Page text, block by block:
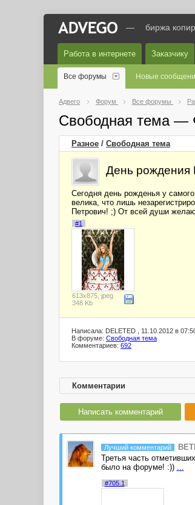
— биржа
Работа в интернете Заказчику
Все форумы Новые
Адвего Форум Все форумы
Свободная тема —
Разное / Свободная тема
День рождения
Сегодня день рожденья у
велика, что лишь
Петрович! ;) От всей души
#1
613x875, jpeg
348 Kb
Написала: DELETED , 11.10.2012 в
В форуме: Свободная тема
Комментариев: 692
Комментарии
Написать комментарий
Лучший комментарий
Третья часть
было на форуме! :)) ...
#705.1